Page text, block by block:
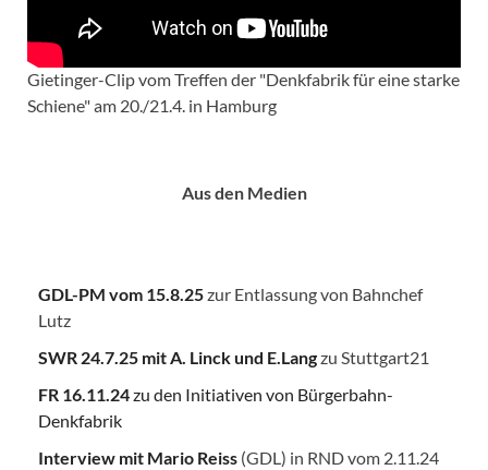
Gietinger-Clip vom Treffen der "Denkfabrik für eine starke
Schiene" am 20./21.4. in Hamburg
Aus den Medien
GDL-PM vom 15.8.25zur Entlassung von Bahnchef
Lutz
SWR 24.7.25 mit A. Linck und E.Langzu Stuttgart21
FR 16.11.24zu den Initiativen von Bürgerbahn-
Denkfabrik
Interview mit Mario Reiss (GDL) in RND vom 2.11.24